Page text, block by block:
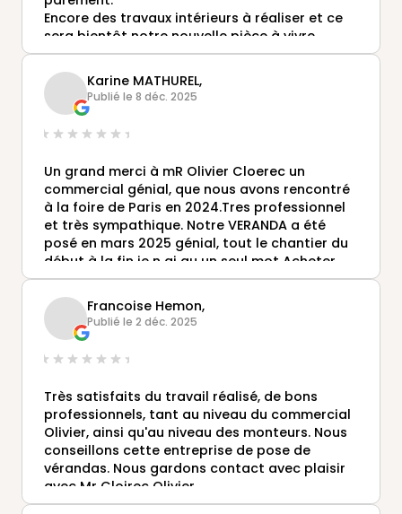
Encore des travaux intérieurs à réaliser et ce
sera bientôt notre nouvelle pièce à vivre.
En attendant, un grand coup de chapeau à
notre ami et conseiller Olivier Cloërec pour
cette remarquable conception qui correspond
totalement à nos souhaits !
Sans oublier la belle équipe de techniciens qui
en ont réalisé la pose, Damien, Anthony et
Romain, les voir à l'œuvre était en soi un
spectacle, dans une parfaite
complémentarité d'équipe, l'efficacité et la
bonne humeur.
A tous, un très grand merci pour cette très
belle réalisation.
Karine MATHUREL,
Publié le 8 déc. 2025
Un grand merci à mR Olivier Cloerec un
commercial génial, que nous avons rencontré
à la foire de Paris en 2024.Tres professionnel
et très sympathique. Notre VERANDA a été
posé en mars 2025 génial, tout le chantier du
début à la fin je n ai qu un seul mot Acheter
chez Gustave Rideau.Des photos avant
pendant et finaliser.bravo.
Francoise Hemon,
Publié le 2 déc. 2025
Très satisfaits du travail réalisé, de bons
professionnels, tant au niveau du commercial
Olivier, ainsi qu'au niveau des monteurs. Nous
conseillons cette entreprise de pose de
vérandas. Nous gardons contact avec plaisir
avec Mr Cloirec Olivier.